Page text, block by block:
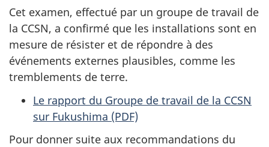
Cet examen, effectué par un groupe de travail de
la CCSN, a confirmé que les installations sont en
mesure de résister et de répondre à des
événements externes plausibles, comme les
tremblements de terre.
Le rapport du Groupe de travail de la CCSN
sur Fukushima (PDF)
Pour donner suite aux recommandations du